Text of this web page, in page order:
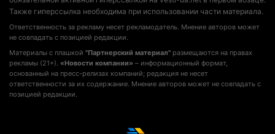
Также гиперссылка необходима при использовании части материала.
Ответственность за рекламу несет рекламодатель. Мнение авторов может
не совпадать с позицией редакции.
Материалы с плашкой "Партнерский материал" размещаются на правах
рекламы (21+). «Новости компании» – информационный формат,
основанный на пресс-релизах компаний; редакция не несет
ответственности за их содержание. Мнение авторов может не совпадать с
позицией редакции.